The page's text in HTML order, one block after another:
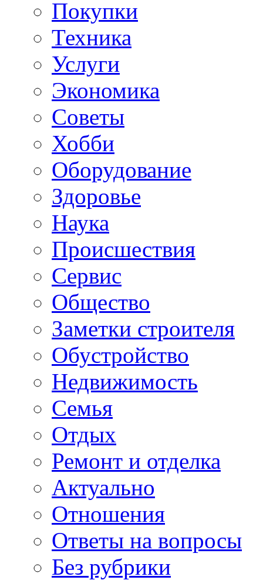
Покупки
Техника
Услуги
Экономика
Советы
Хобби
Oборудование
Здоровье
Наука
Происшествия
Сервис
Общество
Заметки строителя
Обустройство
Недвижимость
Семья
Отдых
Ремонт и отделка
Актуально
Отношения
Ответы на вопросы
Без рубрики